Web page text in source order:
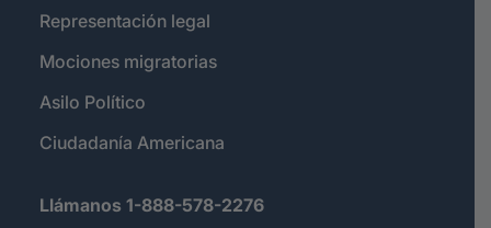
Representación legal
Mociones migratorias
Asilo Político
Ciudadanía Americana
Llámanos 1-888-578-2276